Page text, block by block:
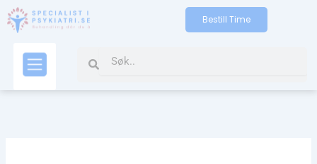
Bestill Time
Search